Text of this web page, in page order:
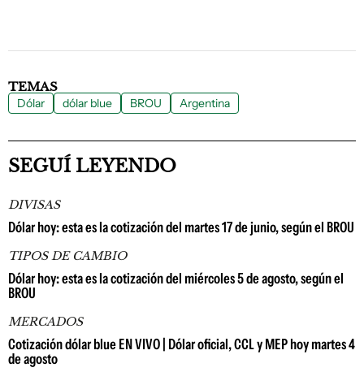
TEMAS
Dólar dólar blue BROU Argentina
SEGUÍ LEYENDO
DIVISAS
Dólar hoy: esta es la cotización del martes 17 de junio, según el BROU
TIPOS DE CAMBIO
Dólar hoy: esta es la cotización del miércoles 5 de agosto, según el
BROU
MERCADOS
Cotización dólar blue EN VIVO | Dólar oficial, CCL y MEP hoy martes 4
de agosto